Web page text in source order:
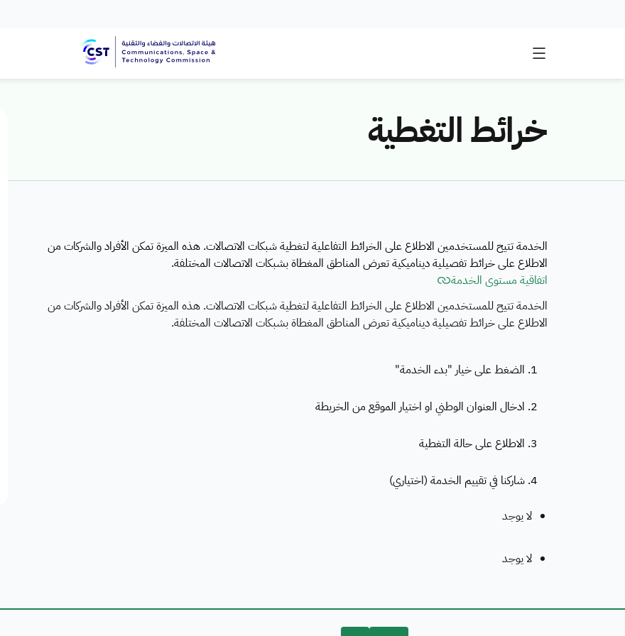
خرائط التغطية
الخدمة تتيح للمستخدمين الاطلاع على الخرائط التفاعلية لتغطية شبكات الاتصالات. هذه الميزة تمكن الأفراد والشركات من
الاطلاع على خرائط تفصيلية ديناميكية تعرض المناطق المغطاة بشبكات الاتصالات المختلفة.
اتفاقية مستوى الخدمة
الخدمة تتيح للمستخدمين الاطلاع على الخرائط التفاعلية لتغطية شبكات الاتصالات. هذه الميزة تمكن الأفراد والشركات من
الاطلاع على خرائط تفصيلية ديناميكية تعرض المناطق المغطاة بشبكات الاتصالات المختلفة.
1. الضغط على خيار "بدء الخدمة"
2. ادخال العنوان الوطني او اختيار الموقع من الخريطة
3. الاطلاع على حالة التغطية
4. شاركنا في تقييم الخدمة (اختياري)
لا يوجد
لا يوجد